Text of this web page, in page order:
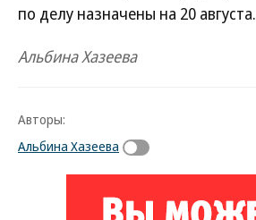
по делу назначены на 20 августа.
Альбина Хазеева
Авторы:
Альбина Хазеева